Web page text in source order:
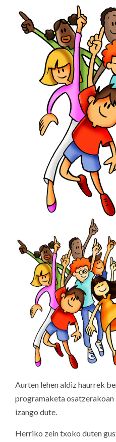
Aurten lehen aldiz haurrek
programaketa
izango dute.
Herriko zein txoko duten